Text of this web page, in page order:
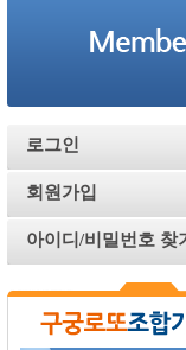
로그인
회원가입
아이디/비밀번호 찾